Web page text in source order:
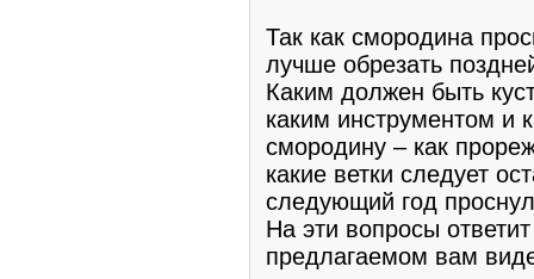
Так как смородина
лучше обрезать
Каким должен быть
каким инструментом и
смородину – как
какие ветки следует
следующий год
На эти вопросы
предлагаемом вам